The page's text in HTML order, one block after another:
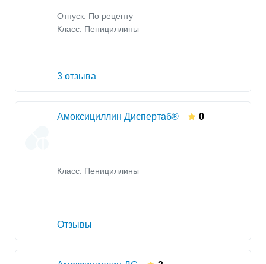
Отпуск: По рецепту
Класс: Пенициллины
3 отзыва
Амоксициллин Диспертаб® 0
Класс: Пенициллины
Отзывы